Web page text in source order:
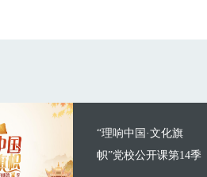
“理响中国·文化旗
帜”党校公开课第14季